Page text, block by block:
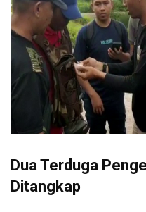
Dua Terduga
Ditangkap